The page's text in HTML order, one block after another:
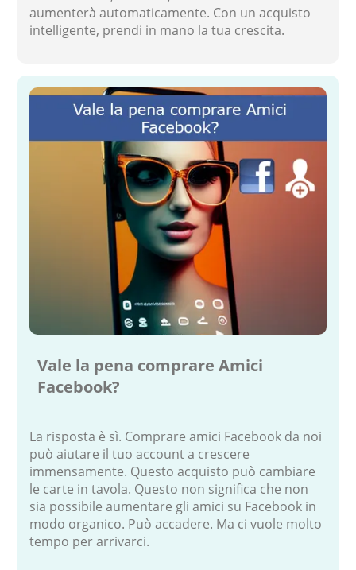
aumenterà automaticamente. Con un acquisto
intelligente, prendi in mano la tua crescita.
Vale la pena comprare Amici
Facebook?
La risposta è sì. Comprare amici Facebook da noi
può aiutare il tuo account a crescere
immensamente. Questo acquisto può cambiare
le carte in tavola. Questo non significa che non
sia possibile aumentare gli amici su Facebook in
modo organico. Può accadere. Ma ci vuole molto
tempo per arrivarci.